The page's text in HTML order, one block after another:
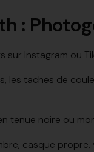
:
sur Instagram ou
les taches de
tenue noire ou
casque propre,